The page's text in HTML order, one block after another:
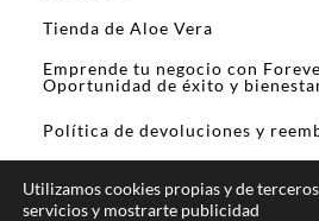
Tienda de Aloe Vera
Emprende tu negocio con
Oportunidad de éxito y
Política de devoluciones y
Utilizamos cookies propias y de
servicios y mostrarte publicidad